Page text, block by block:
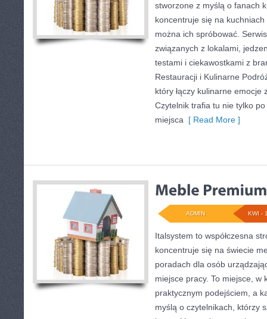
stworzone z myślą o fanach
koncentruje się na
można ich spróbować.
związanych z lokalami,
testami i ciekawostkami z
Restauracji i Kulinarne
który łączy kulinarne emocje
Czytelnik trafia tu nie tylko po
miejsca [ Read More ]
KWI -
ADMIN
Italsystem to współczesna
koncentruje się na świecie
poradach dla osób
miejsce pracy. To miejsce, w
praktycznym podejściem, a
myślą o czytelnikach, którzy